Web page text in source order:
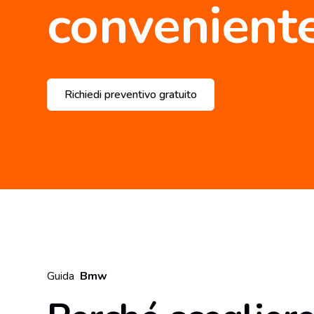
Richiedi preventivo gratuito
Guida Bmw